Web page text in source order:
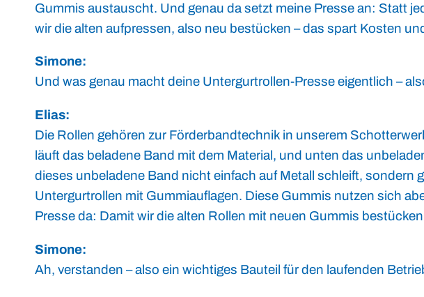
Gummis austauscht. Und genau da setzt meine Presse an: Statt
wir die alten aufpressen, also neu bestücken – das spart Kosten
Simone:
Und was genau macht deine Untergurtrollen-Presse eigentlich –
Elias:
Die Rollen gehören zur Förderbandtechnik in unserem
läuft das beladene Band mit dem Material, und unten das
dieses unbeladene Band nicht einfach auf Metall schleift, sondern
Untergurtrollen mit Gummiauflagen. Diese Gummis nutzen sich
Presse da: Damit wir die alten Rollen mit neuen Gummis
Simone:
Ah, verstanden – also ein wichtiges Bauteil für den laufenden